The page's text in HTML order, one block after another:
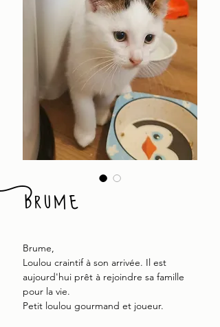
Brume
Brume,
Loulou craintif à son arrivée. Il est
aujourd'hui prêt à rejoindre sa famille
pour la vie.
Petit loulou gourmand et joueur.